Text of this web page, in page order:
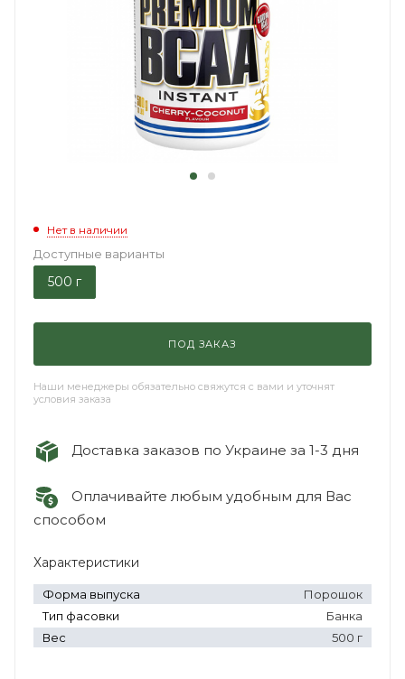
Нет в наличии
Доступные варианты
500 г
ПОД ЗАКАЗ
Наши менеджеры обязательно свяжутся с вами и уточнят
условия заказа
Доставка заказов по Украине за 1-3 дня
Оплачивайте любым удобным для Вас
способом
Характеристики
Форма выпуска
Порошок
Тип фасовки
Банка
Вес
500 г